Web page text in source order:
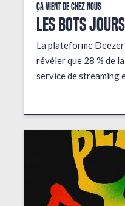
Ça vient de chez nous
LES BOTS JOURS
La plateforme
révéler que 28 % de
service de streaming